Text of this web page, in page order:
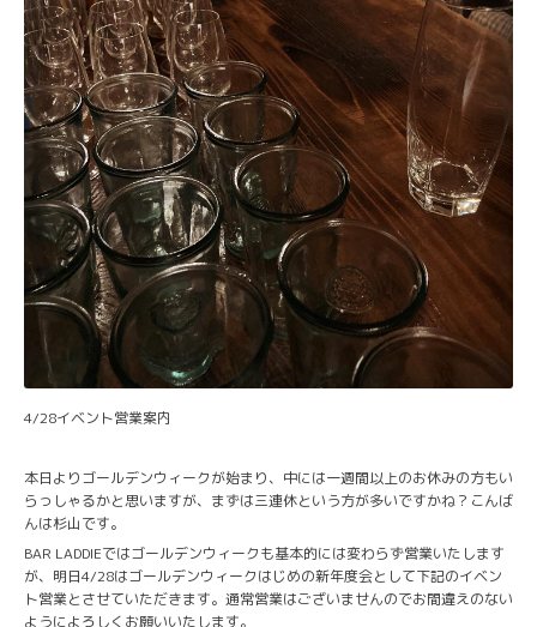
4/28イベント営業案内
本日よりゴールデンウィークが始まり、中には一週間以上のお休みの方もい
らっしゃるかと思いますが、まずは三連休という方が多いですかね？こんば
んは杉山です。
BAR LADDIEではゴールデンウィークも基本的には変わらず営業いたします
が、明日4/28はゴールデンウィークはじめの新年度会として下記のイベン
ト営業とさせていただきます。通常営業はございませんのでお間違えのない
ようによろしくお願いいたします。